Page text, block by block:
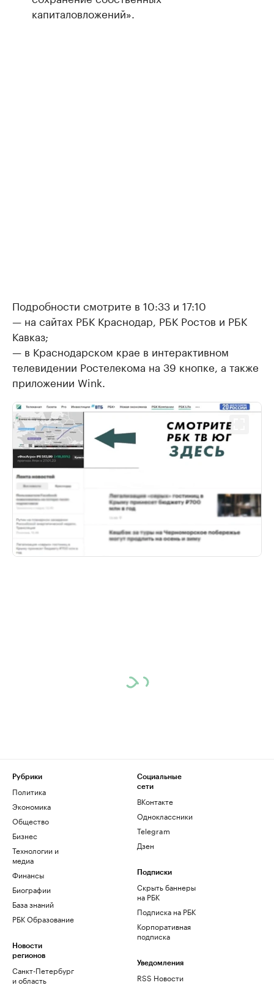
капиталовложений».
Подробности смотрите в 10:33 и 17:10
— на сайтах РБК Краснодар, РБК Ростов и РБК
Кавказ;
— в Краснодарском крае в интерактивном
телевидении Ростелекома на 39 кнопке, а также
приложении Wink.
Рубрики
Политика
Экономика
Общество
Бизнес
Технологии и
медиа
Финансы
Биографии
База знаний
РБК Образование
Новости
регионов
Санкт-Петербург
и область
Социальные
сети
ВКонтакте
Одноклассники
Telegram
Дзен
Подписки
Скрыть баннеры
на РБК
Подписка на РБК
Корпоративная
подписка
Уведомления
RSS Новости